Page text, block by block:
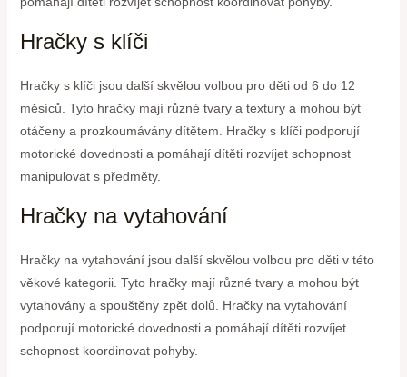
Hračky s klíči
Hračky s klíči jsou další skvělou volbou pro děti od 6 do 12
měsíců. Tyto hračky mají různé tvary a textury a mohou být
otáčeny a prozkoumávány dítětem. Hračky s klíči podporují
motorické dovednosti a pomáhají dítěti rozvíjet schopnost
manipulovat s předměty.
Hračky na vytahování
Hračky na vytahování jsou další skvělou volbou pro děti v této
věkové kategorii. Tyto hračky mají různé tvary a mohou být
vytahovány a spouštěny zpět dolů. Hračky na vytahování
podporují motorické dovednosti a pomáhají dítěti rozvíjet
schopnost koordinovat pohyby.